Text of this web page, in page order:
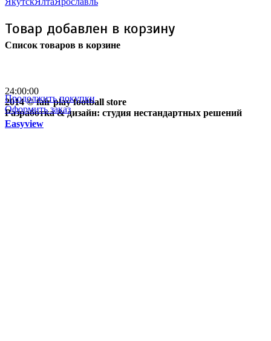
Товар добавлен в корзину
Список товаров в корзине
Продолжить покупки
Оформить заказ
24:00:00
2014 © fair play football store
Разработка & дизайн: студия нестандартных решений
Easyview